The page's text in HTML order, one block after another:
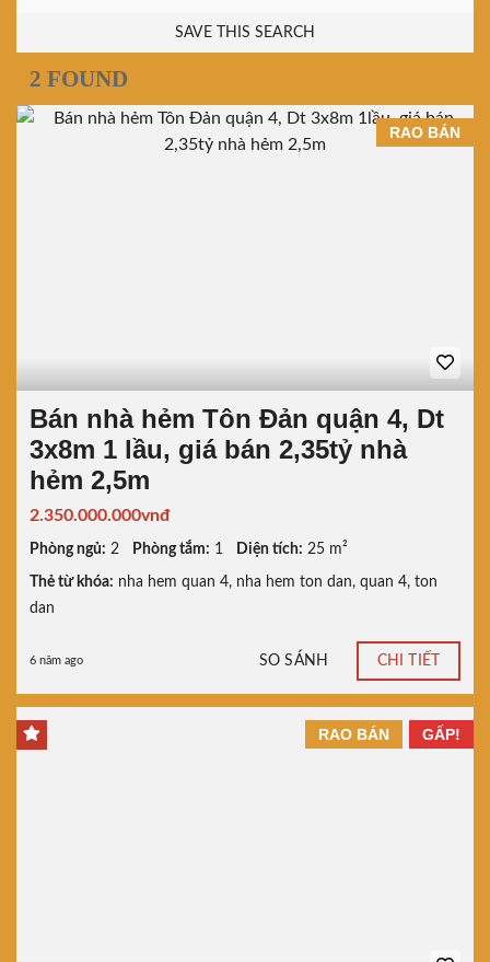
SAVE THIS SEARCH
2 FOUND
RAO BÁN
Bán nhà hẻm Tôn Đản quận 4, Dt
3x8m 1 lầu, giá bán 2,35tỷ nhà
hẻm 2,5m
2.350.000.000vnđ
Phòng ngủ: 2 Phòng tắm: 1 Diện tích: 25 m²
Thẻ từ khóa: nha hem quan 4, nha hem ton dan, quan 4, ton
dan
6 năm ago SO SÁNH CHI TIẾT
GẤP!
RAO BÁN